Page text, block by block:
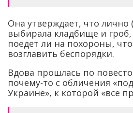
Она утверждает, что лично
выбирала кладбище и
поедет ли на похороны,
возглавить беспорядки.
Вдова прошлась по
почему-то с обличения
Украине», к которой «все